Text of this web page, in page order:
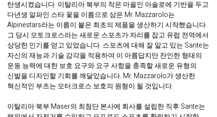
탄생시켰습니다. 이탈리아 북부의 작은 마을인 아솔로에 기반을 두고
다년생 알파인 스타 꽃을 이름으로 삼은 Mr. Mazzarolo는
Alpinestars라는 이름이 붙은 최초의 제품을 생산하기 시작했습니다.
그 당시 모토크로스라는 새로운 스포츠가 자리를 잡고 유럽 전역에서
상당한 인기를 얻고 있었습니다. 스포츠에 대해 잘 알고 있는 Sante는
자신의 재능과 기술 감각을 적용하여 이 아름답지만 잔인한 형태의
운동 능력에 대한 보호 요구와 요구 사항을 충족할 새로운 유형의
신발을 디자인할 기회를 깨달았습니다. Mr. Mazzarolo가 생산한
혁신적인 부츠는 모터크로스 보호의 원형이 될 것입니다.
이탈리아 북부 Maser의 최첨단 본사에 회사를 설립한 직후 Sante는